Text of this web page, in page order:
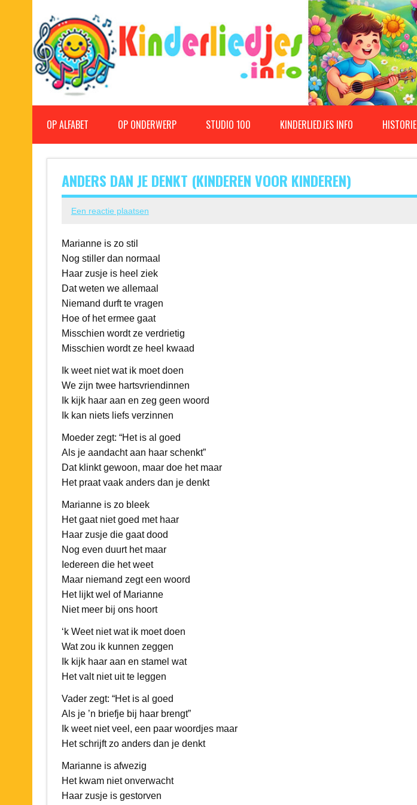
Kinderliedjes
OP ALFABET OP ONDERWERP STUDIO 100 KINDERLIEDJES INFO HISTORIE
ANDERS DAN JE DENKT (KINDEREN VOOR KINDEREN)
Een reactie plaatsen
Marianne is zo stil
Nog stiller dan normaal
Haar zusje is heel ziek
Dat weten we allemaal
Niemand durft te vragen
Hoe of het ermee gaat
Misschien wordt ze verdrietig
Misschien wordt ze heel kwaad
Ik weet niet wat ik moet doen
We zijn twee hartsvriendinnen
Ik kijk haar aan en zeg geen woord
Ik kan niets liefs verzinnen
Moeder zegt: “Het is al goed
Als je aandacht aan haar schenkt”
Dat klinkt gewoon, maar doe het maar
Het praat vaak anders dan je denkt
Marianne is zo bleek
Het gaat niet goed met haar
Haar zusje die gaat dood
Nog even duurt het maar
Iedereen die het weet
Maar niemand zegt een woord
Het lijkt wel of Marianne
Niet meer bij ons hoort
‘k Weet niet wat ik moet doen
Wat zou ik kunnen zeggen
Ik kijk haar aan en stamel wat
Het valt niet uit te leggen
Vader zegt: “Het is al goed
Als je ’n briefje bij haar brengt”
Ik weet niet veel, een paar woordjes maar
Het schrijft zo anders dan je denkt
Marianne is afwezig
Het kwam niet onverwacht
Haar zusje is gestorven